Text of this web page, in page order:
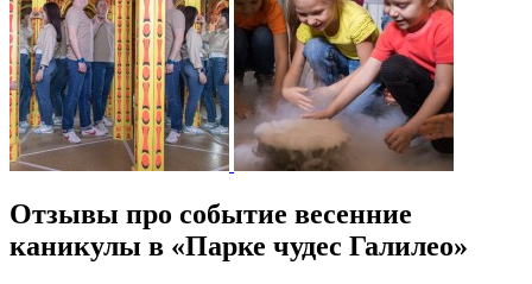
Отзывы про событие весенние
каникулы в «Парке чудес Галилео»